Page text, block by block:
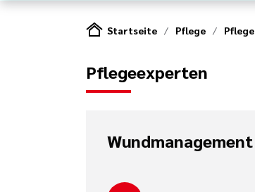
Startseite Pflege
Pflegeexperten
Wundmanagement